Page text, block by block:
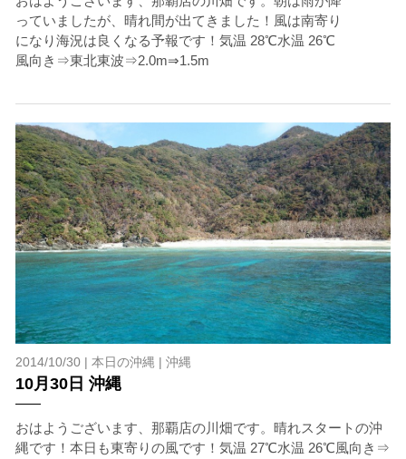
っていましたが、晴れ間が出てきました！風は南寄り
になり海況は良くなる予報です！気温 28℃水温 26℃
風向き⇒東北東波⇒2.0m⇒1.5m
2014/10/30 | 本日の沖縄 | 沖縄
10月30日 沖縄
おはようございます、那覇店の川畑です。晴れスタートの沖
縄です！本日も東寄りの風です！気温 27℃水温 26℃風向き⇒